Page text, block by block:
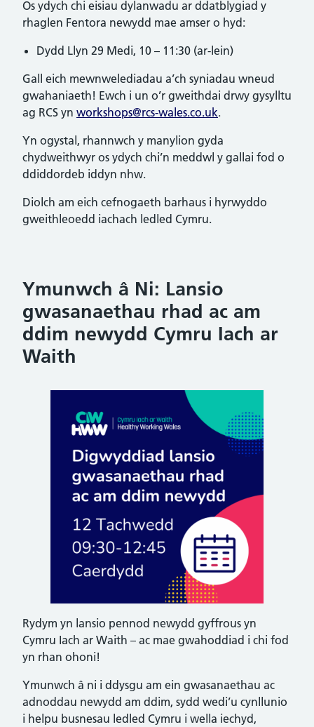
Os ydych chi eisiau dylanwadu ar ddatblygiad y
rhaglen Fentora newydd mae amser o hyd:
Dydd Llyn 29 Medi, 10 – 11:30 (ar-lein)
Gall eich mewnwelediadau a’ch syniadau wneud
gwahaniaeth! Ewch i un o’r gweithdai drwy gysylltu
ag RCS yn workshops@rcs-wales.co.uk.
Yn ogystal, rhannwch y manylion gyda
chydweithwyr os ydych chi’n meddwl y gallai fod o
ddiddordeb iddyn nhw.
Diolch am eich cefnogaeth barhaus i hyrwyddo
gweithleoedd iachach ledled Cymru.
Ymunwch â Ni: Lansio
gwasanaethau rhad ac am
ddim newydd Cymru Iach ar
Waith
Rydym yn lansio pennod newydd gyffrous yn
Cymru Iach ar Waith – ac mae gwahoddiad i chi fod
yn rhan ohoni!
Ymunwch â ni i ddysgu am ein gwasanaethau ac
adnoddau newydd am ddim, sydd wedi’u cynllunio
i helpu busnesau ledled Cymru i wella iechyd,